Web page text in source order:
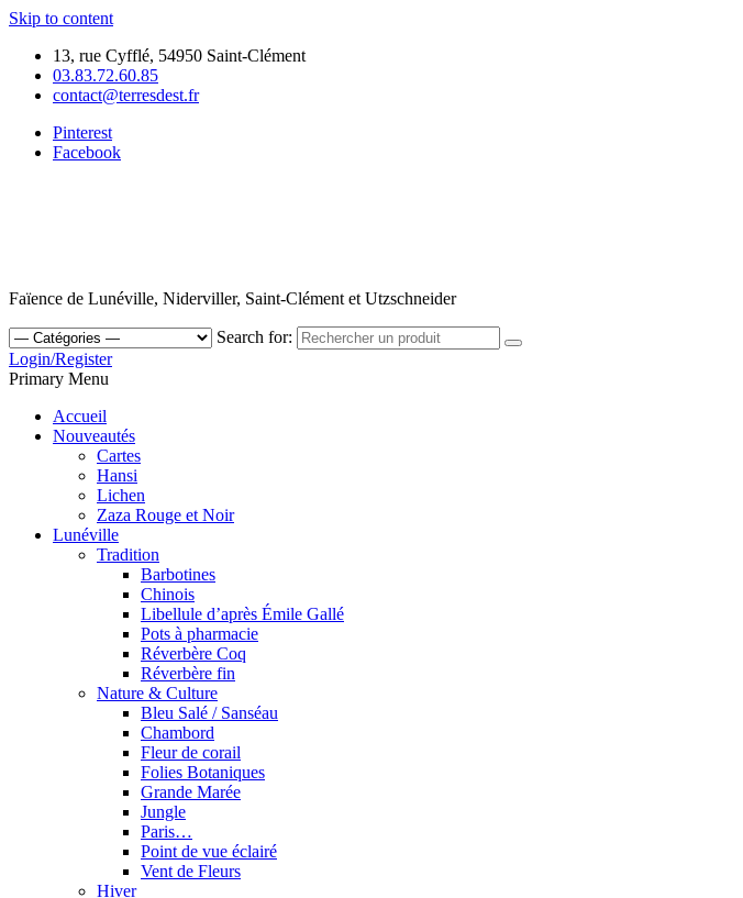
Skip to content
13, rue Cyfflé, 54950 Saint-Clément
03.83.72.60.85
contact@terresdest.fr
Pinterest
Facebook
Faïence de Lunéville, Niderviller, Saint-Clément et Utzschneider
Search for:
Login/Register
Primary Menu
Accueil
Nouveautés
Cartes
Hansi
Lichen
Zaza Rouge et Noir
Lunéville
Tradition
Barbotines
Chinois
Libellule d’après Émile Gallé
Pots à pharmacie
Réverbère Coq
Réverbère fin
Nature & Culture
Bleu Salé / Sanséau
Chambord
Fleur de corail
Folies Botaniques
Grande Marée
Jungle
Paris…
Point de vue éclairé
Vent de Fleurs
Hiver